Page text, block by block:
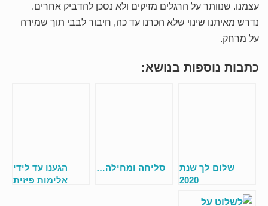
עצמנו. שנוותר על הרגלים מזיקים ולא נסכן להדביק אחרים.
נדרש מאיתנו שינוי שלא הכרנו עד כה, חיבור לבבי תוך שמירה
על מרחק.
כתבות נוספות בנושא:
שלום לך שנת
2020
סליחה ומחילה…
הגענו עד לידי
אלימות פיזית